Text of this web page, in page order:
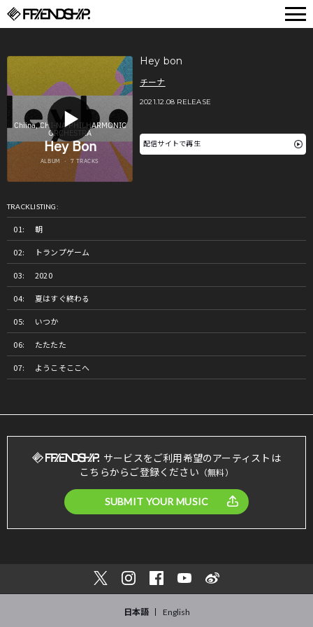
Hey bon
チーナ
2021.12.08 RELEASE
配信サイトで再生
TRACKLISTING:
朝
トランプゲーム
2020
夏はすぐ終わる
いつか
たたたた
ようこそここへ
サービスをご利用希望のアーティストは
こちらからご登録ください （無料）
SUBMIT YOUR MUSIC
日本語 English